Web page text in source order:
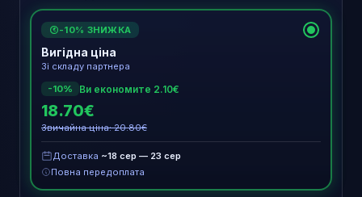
€ -10% ЗНИЖКА
Вигідна ціна
Зі складу партнера
-10%
Ви економите 2.10€
18.70€
Звичайна ціна: 20.80€
Доставка ~18 сер — 23 сер
Повна передоплата